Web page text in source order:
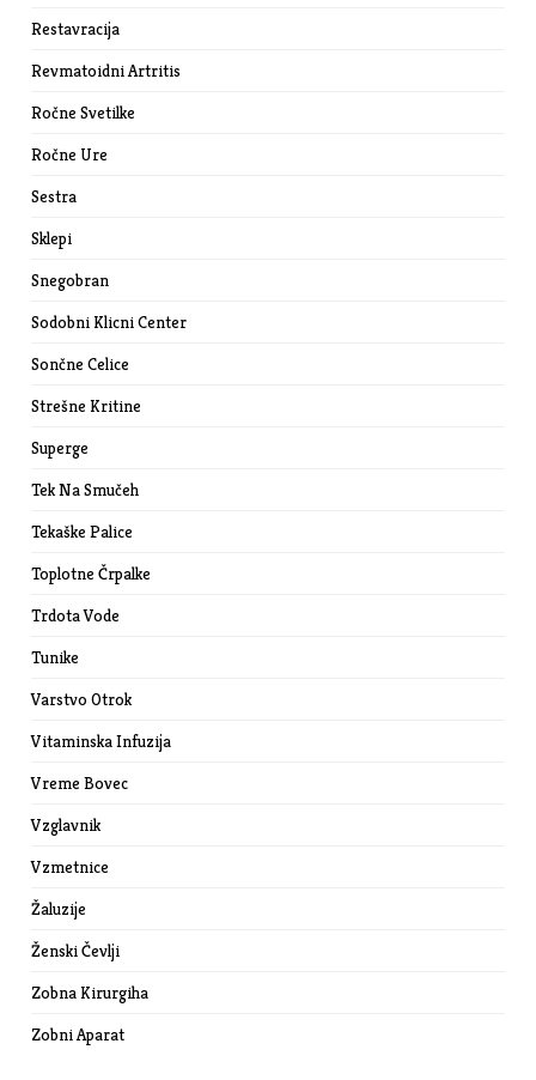
Restavracija
Revmatoidni Artritis
Ročne Svetilke
Ročne Ure
Sestra
Sklepi
Snegobran
Sodobni Klicni Center
Sončne Celice
Strešne Kritine
Superge
Tek Na Smučeh
Tekaške Palice
Toplotne Črpalke
Trdota Vode
Tunike
Varstvo Otrok
Vitaminska Infuzija
Vreme Bovec
Vzglavnik
Vzmetnice
Žaluzije
Ženski Čevlji
Zobna Kirurgiha
Zobni Aparat